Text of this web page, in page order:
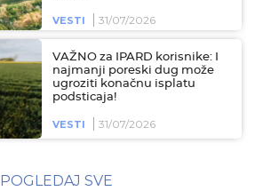
VESTI 31/07/2026
VAŽNO za IPARD korisnike: I
najmanji poreski dug može
ugroziti konačnu isplatu
podsticaja!
VESTI 31/07/2026
POGLEDAJ SVE